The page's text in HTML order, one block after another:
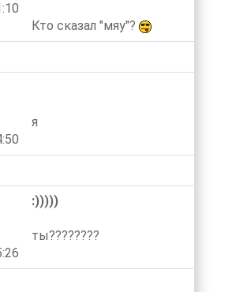
Кто сказал "мяу"?
я
:)))))
ты????????